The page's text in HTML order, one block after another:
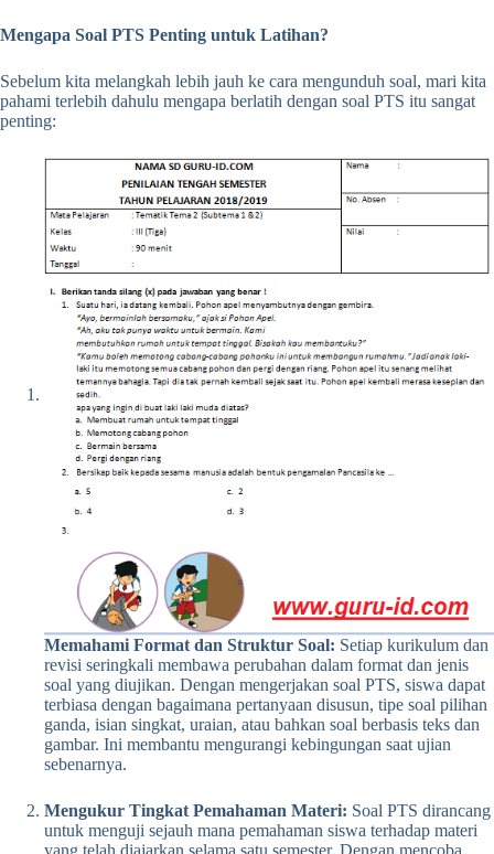
Mengapa Soal PTS Penting untuk Latihan?
Sebelum kita melangkah lebih jauh ke cara mengunduh soal, mari kita
pahami terlebih dahulu mengapa berlatih dengan soal PTS itu sangat
penting:
Memahami Format dan Struktur Soal: Setiap kurikulum dan
revisi seringkali membawa perubahan dalam format dan jenis
soal yang diujikan. Dengan mengerjakan soal PTS, siswa dapat
terbiasa dengan bagaimana pertanyaan disusun, tipe soal pilihan
ganda, isian singkat, uraian, atau bahkan soal berbasis teks dan
gambar. Ini membantu mengurangi kebingungan saat ujian
sebenarnya.
Mengukur Tingkat Pemahaman Materi: Soal PTS dirancang
untuk menguji sejauh mana pemahaman siswa terhadap materi
yang telah diajarkan selama satu semester. Dengan mencoba